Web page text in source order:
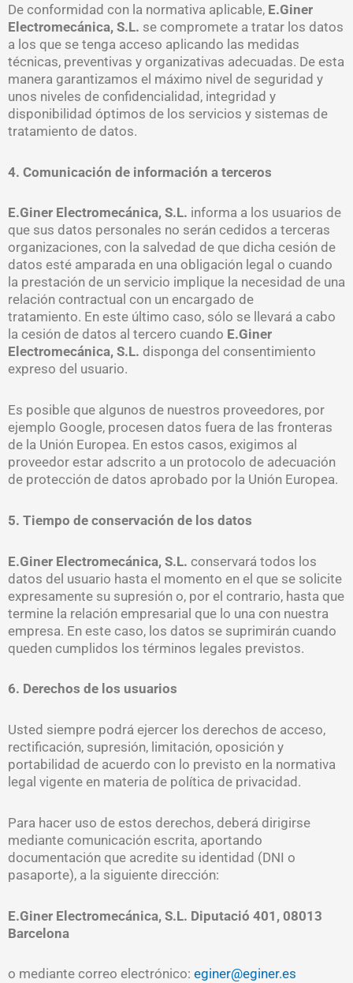
De conformidad con la normativa aplicable, E.Giner
Electromecánica, S.L. se compromete a tratar los datos
a los que se tenga acceso aplicando las medidas
técnicas, preventivas y organizativas adecuadas. De esta
manera garantizamos el máximo nivel de seguridad y
unos niveles de confidencialidad, integridad y
disponibilidad óptimos de los servicios y sistemas de
tratamiento de datos.
4. Comunicación de información a terceros
E.Giner Electromecánica, S.L. informa a los usuarios de
que sus datos personales no serán cedidos a terceras
organizaciones, con la salvedad de que dicha cesión de
datos esté amparada en una obligación legal o cuando
la prestación de un servicio implique la necesidad de una
relación contractual con un encargado de
tratamiento. En este último caso, sólo se llevará a cabo
la cesión de datos al tercero cuando E.Giner
Electromecánica, S.L. disponga del consentimiento
expreso del usuario.
Es posible que algunos de nuestros proveedores, por
ejemplo Google, procesen datos fuera de las fronteras
de la Unión Europea. En estos casos, exigimos al
proveedor estar adscrito a un protocolo de adecuación
de protección de datos aprobado por la Unión Europea.
5. Tiempo de conservación de los datos
E.Giner Electromecánica, S.L. conservará todos los
datos del usuario hasta el momento en el que se solicite
expresamente su supresión o, por el contrario, hasta que
termine la relación empresarial que lo una con nuestra
empresa. En este caso, los datos se suprimirán cuando
queden cumplidos los términos legales previstos.
6. Derechos de los usuarios
Usted siempre podrá ejercer los derechos de acceso,
rectificación, supresión, limitación, oposición y
portabilidad de acuerdo con lo previsto en la normativa
legal vigente en materia de política de privacidad.
Para hacer uso de estos derechos, deberá dirigirse
mediante comunicación escrita, aportando
documentación que acredite su identidad (DNI o
pasaporte), a la siguiente dirección:
E.Giner Electromecánica, S.L. Diputació 401, 08013
Barcelona
o mediante correo electrónico: eginer@eginer.es